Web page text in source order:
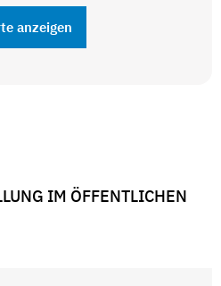
anzeigen
IM ÖFFENTLICHEN